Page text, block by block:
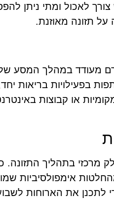
לאכול ומתי ניתן
על תזונה מאוזנת.
מעודד במהלך המסע
בפעילויות בריאות
או קבוצות
מרכזי בתהליך
אימפולסיביות
לתכנן את הארוחות